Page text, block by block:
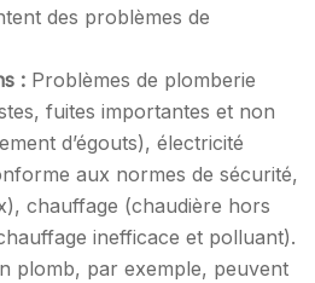
des problèmes de
: Problèmes de plomberie
fuites importantes et non
d’égouts), électricité
aux normes de sécurité,
chauffage (chaudière hors
inefficace et polluant).
plomb, par exemple, peuvent